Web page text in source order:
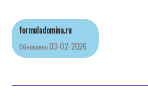
formuladomina.ru
Обновлено 03-02-2026